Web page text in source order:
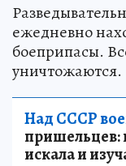
ежедневно
боеприпасы.
уничтожаются.
Над СССР
пришельцев:
искала и